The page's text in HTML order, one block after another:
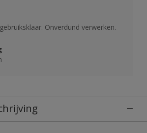
Onverdund verwerken.